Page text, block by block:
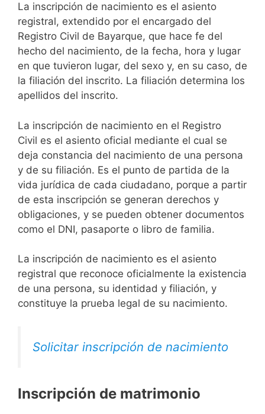
La inscripción de nacimiento es el asiento
registral, extendido por el encargado del
Registro Civil de Bayarque, que hace fe del
hecho del nacimiento, de la fecha, hora y lugar
en que tuvieron lugar, del sexo y, en su caso, de
la filiación del inscrito. La filiación determina los
apellidos del inscrito.
La inscripción de nacimiento en el Registro
Civil es el asiento oficial mediante el cual se
deja constancia del nacimiento de una persona
y de su filiación. Es el punto de partida de la
vida jurídica de cada ciudadano, porque a partir
de esta inscripción se generan derechos y
obligaciones, y se pueden obtener documentos
como el DNI, pasaporte o libro de familia.
La inscripción de nacimiento es el asiento
registral que reconoce oficialmente la existencia
de una persona, su identidad y filiación, y
constituye la prueba legal de su nacimiento.
Solicitar inscripción de nacimiento
Inscripción de matrimonio